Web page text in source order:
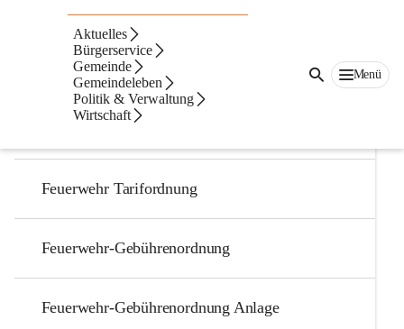
Aktuelles
Bürgerservice
Gemeinde
Gemeindeleben
Politik & Verwaltung
Wirtschaft
Menü
Verordnungen
Abfallgebührenordnung
Abfallordnung
Feuerwehr Tarifordnung
Feuerwehr-Gebührenordnung
Feuerwehr-Gebührenordnung Anlage